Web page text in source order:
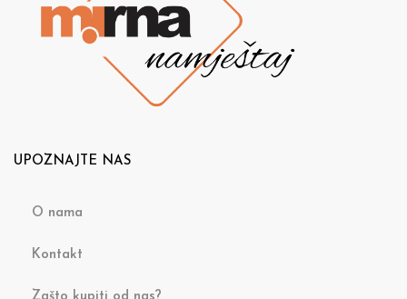
UPOZNAJTE NAS
O nama
Kontakt